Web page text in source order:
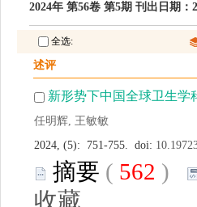
2024年 第56卷 第5期 刊出日期：
全选:
述评
新形势下中国全球卫生学
任明辉, 王敏敏
2024, (5): 751-755. doi:
摘要 ( 562 )
收藏